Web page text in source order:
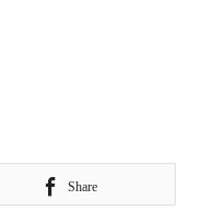
Share